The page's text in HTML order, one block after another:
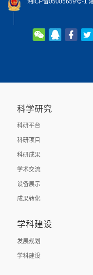
湘ICP备05005659号-1
科学研究
科研平台
科研项目
科研成果
学术交流
设备展示
成果转化
学科建设
发展规划
学科建设